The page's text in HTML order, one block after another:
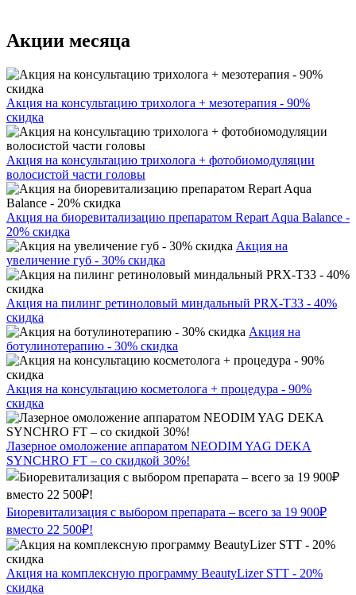
Акции месяца
Акция на консультацию трихолога + мезотерапия - 90%
скидка
Акция на консультацию трихолога + фотобиомодуляции
волосистой части головы
Акция на биоревитализацию препаратом Repart Aqua Balance -
20% скидка
Акция на
увеличение губ - 30% скидка
Акция на пилинг ретиноловый миндальный PRX-T33 - 40%
скидка
Акция на
ботулинотерапию - 30% скидка
Акция на консультацию косметолога + процедура - 90%
скидка
Лазерное омоложение аппаратом NEODIM YAG DEKA
SYNCHRO FT – со скидкой 30%!
Биоревитализация с выбором препарата – всего за 19 900₽
вместо 22 500₽!
Акция на комплексную программу BeautyLizer STT - 20%
скидка